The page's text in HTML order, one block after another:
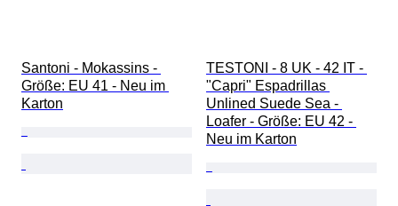
Santoni - Mokassins -
Größe: EU 41 - Neu im
Karton
TESTONI - 8 UK - 42 IT -
"Capri" Espadrillas
Unlined Suede Sea -
Loafer - Größe: EU 42 -
Neu im Karton